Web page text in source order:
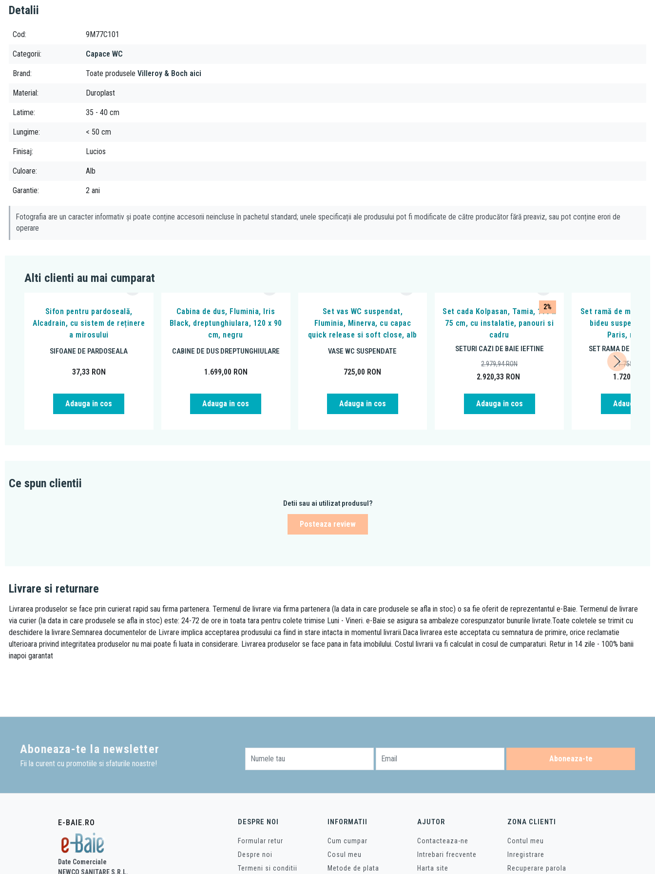
Detalii
Cod 9M77C101
Categorii Capace WC
Brand Toate produsele Villeroy & Boch aici
Material Duroplast
Latime 35 - 40 cm
Lungime < 50 cm
Finisaj Lucios
Culoare Alb
Garantie 2 ani
Fotografia are un caracter informativ și poate conține accesorii neincluse în pachetul standard; unele specificații ale produsului pot fi modificate de către producător fără preaviz, sau pot conține erori de
operare
Alti clienti au mai cumparat
Sifon pentru pardoseală,
Alcadrain, cu sistem de reținere
a mirosului
SIFOANE DE PARDOSEALA
37,33 RON
Adauga in cos
Cabina de dus, Fluminia, Iris
Black, dreptunghiulara, 120 x 90
cm, negru
CABINE DE DUS DREPTUNGHIULARE
1.699,00 RON
Adauga in cos
Set vas WC suspendat,
Fluminia, Minerva, cu capac
quick release si soft close, alb
VASE WC SUSPENDATE
725,00 RON
Adauga in cos
2%
Set cada Kolpasan, Tamia, 170 x
75 cm, cu instalatie, panouri si
cadru
SETURI CAZI DE BAIE IEFTINE
2.920,33 RON
2.979,94RON
Adauga in cos
Set ramă de montaj
bideu suspendat,
Paris, negru
SET RAMA DE
1.720,34
1.755,45
Adauga in
Ce spun clientii
Detii sau ai utilizat produsul?
Posteaza review
Livrare si returnare
Livrarea produselor se face prin curierat rapid sau firma partenera. Termenul de livrare via firma partenera (la data in care produsele se afla in stoc) o sa fie oferit de reprezentantul e-Baie. Termenul de livrare
via curier (la data in care produsele se afla in stoc) este: 24-72 de ore in toata tara pentru colete trimise Luni - Vineri. e-Baie se asigura sa ambaleze corespunzator bunurile livrate.Toate coletele se trimit cu
deschidere la livrare.Semnarea documentelor de Livrare implica acceptarea produsului ca fiind in stare intacta in momentul livrarii.Daca livrarea este acceptata cu semnatura de primire, orice reclamatie
ulterioara privind integritatea produselor nu mai poate fi luata in considerare. Livrarea produselor se face pana in fata imobilului. Costul livrarii va fi calculat in cosul de cumparaturi. Retur in 14 zile - 100% banii
inapoi garantat
Aboneaza-te la newsletter
Fii la curent cu promotiile si sfaturile noastre!
Numele tau Email Aboneaza-te
E-BAIE.RO
Date Comerciale
NEWCO SANITARE S.R.L.
DESPRE NOI
Formular retur
Despre noi
Termeni si conditii
INFORMATII
Cum cumpar
Cosul meu
Metode de plata
AJUTOR
Contacteaza-ne
Intrebari frecvente
Harta site
ZONA CLIENTI
Contul meu
Inregistrare
Recuperare parola